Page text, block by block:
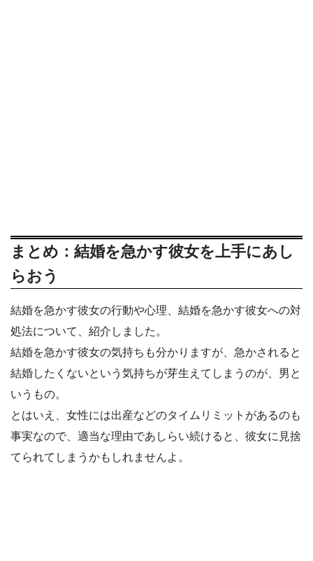
まとめ：結婚を急かす彼女を上手にあし
らおう
結婚を急かす彼女の行動や心理、結婚を急かす彼女への対
処法について、紹介しました。
結婚を急かす彼女の気持ちも分かりますが、急かされると
結婚したくないという気持ちが芽生えてしまうのが、男と
いうもの。
とはいえ、女性には出産などのタイムリミットがあるのも
事実なので、適当な理由であしらい続けると、彼女に見捨
てられてしまうかもしれませんよ。